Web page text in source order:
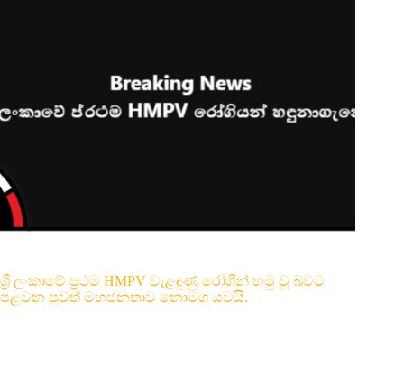
ශ්‍රී ලංකාවේ ප්‍රථම HMPV වැළඳුණු රෝගීන් හමු වූ බවට
පළවන පුවත් මහජනතාව නොමග යවයි.